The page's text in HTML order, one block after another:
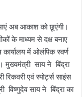
अब आकाश को छूएंगी।
के माध्यम से दक्ष बनाए
में ओलंपिक स्वर्ण
मुख्यमंत्री साय ने बिंद्रा
एवं स्पोर्ट्स साइंस
विष्णुदेव साय ने बिंद्रा का